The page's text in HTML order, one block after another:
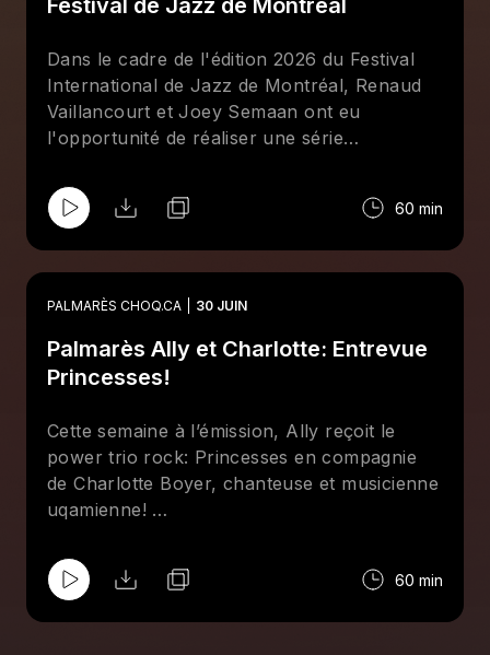
Festival de Jazz de Montréal
Dans le cadre de l'édition 2026 du Festival
International de Jazz de Montréal, Renaud
Vaillancourt et Joey Semaan ont eu
l'opportunité de réaliser une série
de notre cubicule installé à la Place des
Festivals, ils ont reçu Brad Barr, chanteur et
Jensen, saxophoniste jazz de renom, ainsi
que Lia Kurihara, Éloi Le Blanc-Ringuette et
Ride.
60 min
PALMARÈS CHOQ.CA 30 JUIN
Palmarès Ally et Charlotte: Entrevue
Princesses!
Cette semaine à l’émission, Ally reçoit le
power trio rock: Princesses en compagnie
de Charlotte Boyer, chanteuse et musicienne
uqamienne!
Philippe Thibeault-Desbiens ! Vous aurez la
chance d’écouter sur nos ondes leur
60 min